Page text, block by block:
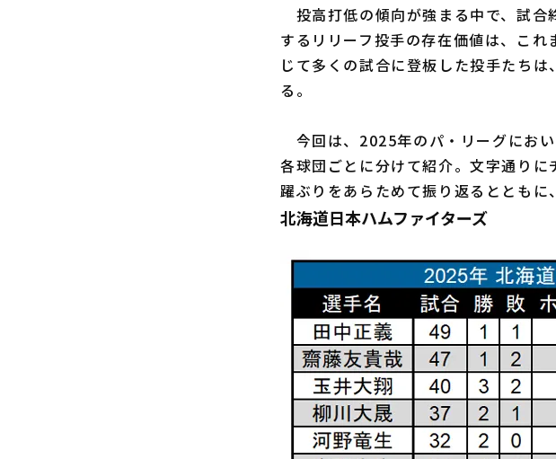
投高打低の傾向が強まる中で、試合
するリリーフ投手の存在価値は、こ
じて多くの試合に登板した投手たち
る。
今回は、2025年のパ・リーグにお
各球団ごとに分けて紹介。文字通り
躍ぶりをあらためて振り返るとともに
北海道日本ハムファイターズ